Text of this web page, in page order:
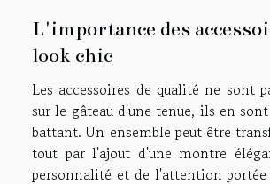
L'importance des
look chic
Les accessoires de qualité ne sont
sur le gâteau d'une tenue, ils en
battant. Un ensemble peut être
tout par l'ajout d'une montre
personnalité et de l'attention portée